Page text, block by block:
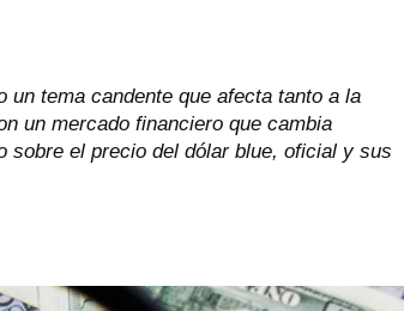
un tema candente que afecta tanto a la
un mercado financiero que cambia
sobre el precio del dólar blue, oficial y sus